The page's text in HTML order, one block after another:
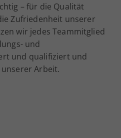
– für die Qualität
Zufriedenheit unserer
wir jedes Teammitglied
und
und qualifiziert und
Arbeit.